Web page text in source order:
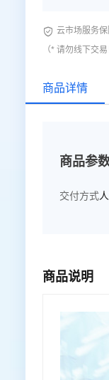
 云市场服务保
（* 请勿线下交
商品详情
商品参
交付方式
商品说明